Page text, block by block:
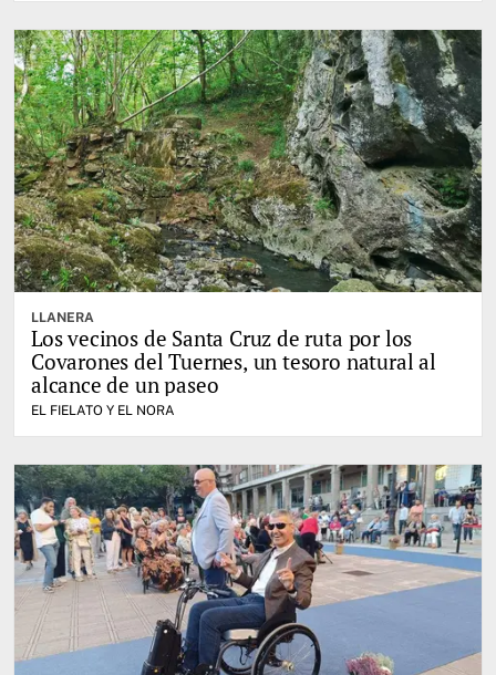
LLANERA
Los vecinos de Santa Cruz de ruta por los
Covarones del Tuernes, un tesoro natural al
alcance de un paseo
EL FIELATO Y EL NORA